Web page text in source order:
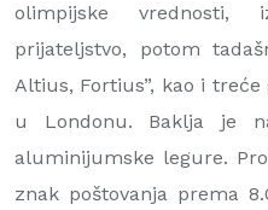
olimpijske vrednosti,
prijateljstvo, potom
Altius, Fortius”, kao i
u Londonu. Baklja je
aluminijumske legure.
znak poštovanja prema